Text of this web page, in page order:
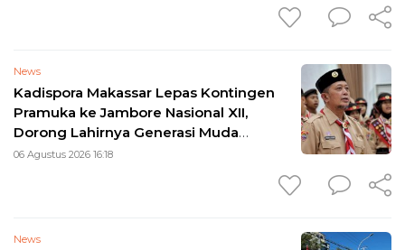
News
Kadispora Makassar Lepas Kontingen
Pramuka ke Jambore Nasional XII,
Dorong Lahirnya Generasi Muda
Berkarakter
06 Agustus 2026 16:18
News